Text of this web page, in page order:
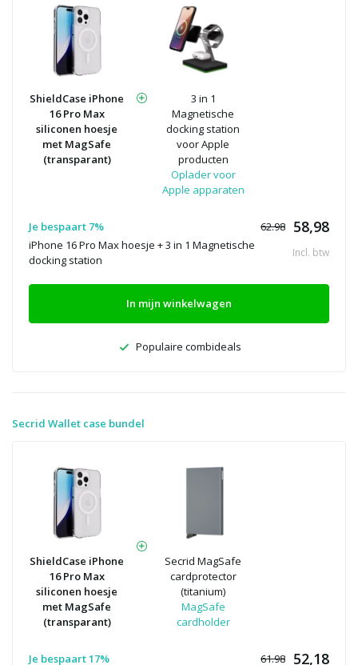
ShieldCase iPhone
16 Pro Max
siliconen hoesje
met MagSafe
(transparant)
3 in 1
Magnetische
docking station
voor Apple
producten
Oplader voor
Apple apparaten
Je bespaart 7% 62.98 58,98
iPhone 16 Pro Max hoesje + 3 in 1 Magnetische
docking station
Incl. btw
In mijn winkelwagen
Populaire combideals
Secrid Wallet case bundel
ShieldCase iPhone
16 Pro Max
siliconen hoesje
met MagSafe
(transparant)
Secrid MagSafe
cardprotector
(titanium)
MagSafe
cardholder
Je bespaart 17% 61.98 52,18